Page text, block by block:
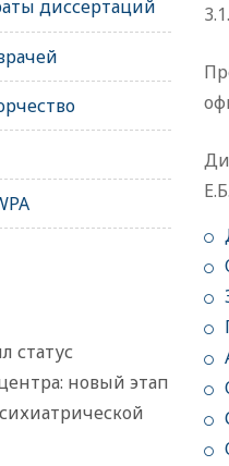
диссертаций
статус
новый этап